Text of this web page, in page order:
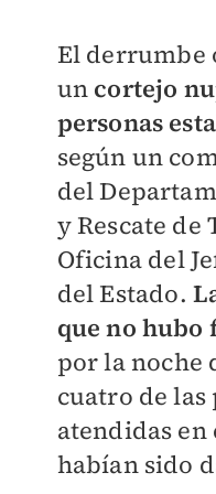
El derrumbe
un cortejo
personas
según un
del
y Rescate
Oficina del
del Estado.
que no hubo
por la noche
cuatro de las
atendidas
habían sido